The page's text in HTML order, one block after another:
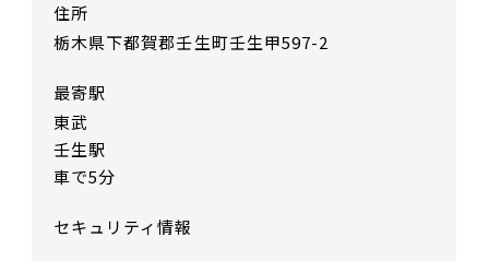
住所
栃木県下都賀郡壬生町壬生甲597-2
最寄駅
東武
壬生駅
車で5分
セキュリティ情報